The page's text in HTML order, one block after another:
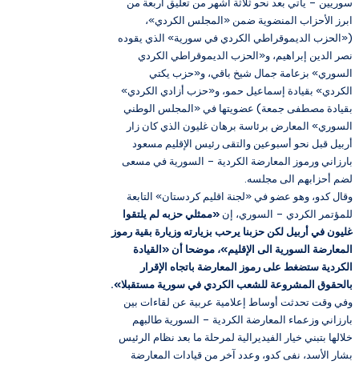
سوريين – يأتي بعد نحو ثلاثة أشهر من تعليق أربعة من
ابرز الأحزاب المنضوية ضمن «المجلس الكردي»،
(«الحزب الديموقراطي الكردي في سورية» الذي يقوده
نصر الدين إبراهيم، و«الحزب الديموقراطي الكردي
السوري» بزعامة جمال شيخ باقي، و«حزب يكتي
الكردي» بقيادة إسماعيل حمو، و«حزب أزادي الكردي»
بقيادة مصطفى جمعة) عضويتها في «المجلس الوطني
السوري» المعارض برئاسة برهان غليون الذي كان زار
أربيل قبل نحو أسبوعين والتقى رئيس الإقليم مسعود
بارزاني ورموز المعارضة الكردية – السورية في مسعى
لضم أحزابهم الى مجلسه.
وقال كدو، وهو عضو في «لجنة اقليم كردستان» التابعة
للمؤتمر الكردي – السوري، إن «ممثلي حزبه لم يلتقوا
غليون في أربيل لكن حزبنا يرحب بزيارته وزيارة بقية رموز
المعارضة السورية الى الإقليم»، موضحا أن «القيادة
الكردية ستضغط على رموز المعارضة باتجاه الإقرار
بالحقوق المشروعة للشعب الكردي في سورية مستقبلا».
وفي وقت تحدثت أوساط إعلامية عربية عن لقاءات بين
بارزاني وزعماء المعارضة الكردية – السورية طالبهم
خلالها بتبني خيار الفيديرالية لمرحلة ما بعد نظام الرئيس
بشار الأسد، نفى كدو، وعدد آخر من قيادات المعارضة